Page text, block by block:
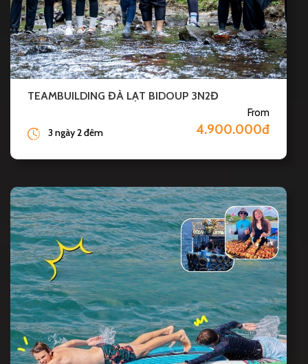
TEAMBUILDING ĐÀ LẠT BIDOUP 3N2Đ
From
4.900.000đ
3 ngày 2 đêm